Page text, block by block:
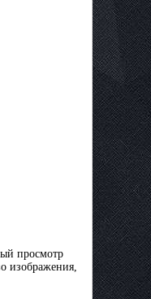
просмотр
изображения,